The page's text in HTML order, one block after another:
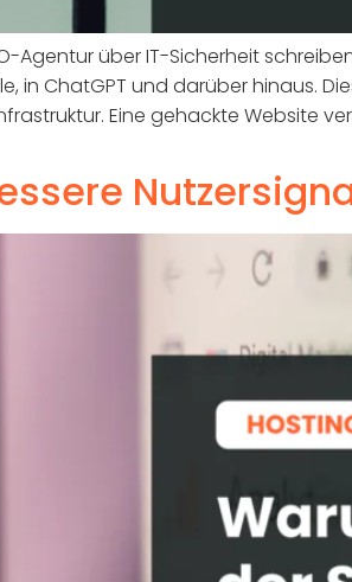
Agentur über IT-Sicherheit
in ChatGPT und darüber hinaus.
Eine gehackte Website